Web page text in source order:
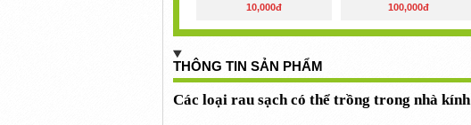
10,000đ
100,000đ
THÔNG TIN SẢN PHẨM
Các loại rau sạch có thể trồng trong nhà kính